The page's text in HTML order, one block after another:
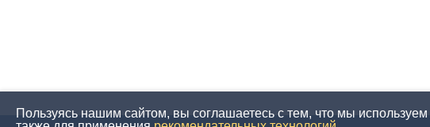
Пользуясь нашим сайтом, вы соглашаетесь с тем, что мы используем